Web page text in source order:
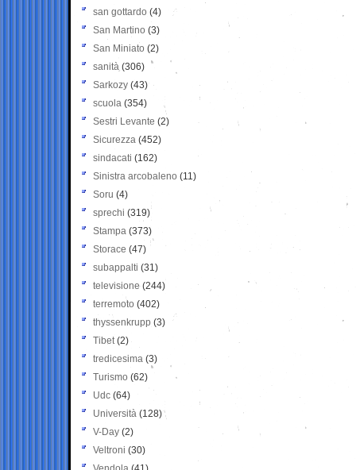
san gottardo (4)
San Martino (3)
San Miniato (2)
sanità (306)
Sarkozy (43)
scuola (354)
Sestri Levante (2)
Sicurezza (452)
sindacati (162)
Sinistra arcobaleno (11)
Soru (4)
sprechi (319)
Stampa (373)
Storace (47)
subappalti (31)
televisione(244)
terremoto (402)
thyssenkrupp (3)
Tibet(2)
tredicesima (3)
Turismo (62)
Udc (64)
Università (128)
V-Day (2)
Veltroni (30)